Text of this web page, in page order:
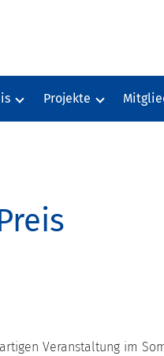
Projekte
Veranstaltung im